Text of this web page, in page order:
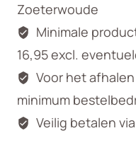
Zoeterwoude
Minimale
16,95 excl.
Voor het
minimum
Veilig betalen